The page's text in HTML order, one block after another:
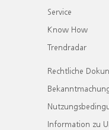
Service
Know How
Trendradar
Rechtliche
Information zu